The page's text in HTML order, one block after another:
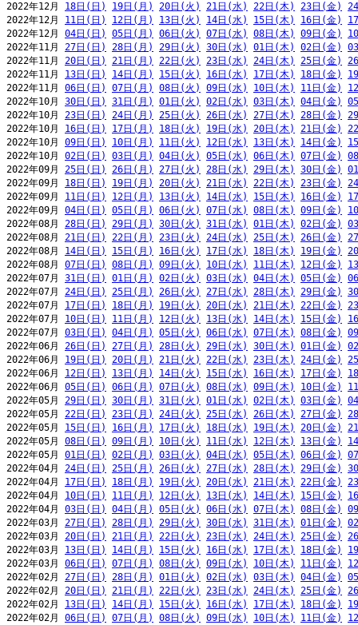
2022年12月 18日(日) 19日(月) 20日(火) 21日(水) 22日(木) 23日(金)
2022年12月 11日(日) 12日(月) 13日(火) 14日(水) 15日(木) 16日(金)
2022年12月 04日(日) 05日(月) 06日(火) 07日(水) 08日(木) 09日(金)
2022年11月 27日(日) 28日(月) 29日(火) 30日(水) 01日(木) 02日(金)
2022年11月 20日(日) 21日(月) 22日(火) 23日(水) 24日(木) 25日(金)
2022年11月 13日(日) 14日(月) 15日(火) 16日(水) 17日(木) 18日(金)
2022年11月 06日(日) 07日(月) 08日(火) 09日(水) 10日(木) 11日(金)
2022年10月 30日(日) 31日(月) 01日(火) 02日(水) 03日(木) 04日(金)
2022年10月 23日(日) 24日(月) 25日(火) 26日(水) 27日(木) 28日(金)
2022年10月 16日(日) 17日(月) 18日(火) 19日(水) 20日(木) 21日(金)
2022年10月 09日(日) 10日(月) 11日(火) 12日(水) 13日(木) 14日(金)
2022年10月 02日(日) 03日(月) 04日(火) 05日(水) 06日(木) 07日(金)
2022年09月 25日(日) 26日(月) 27日(火) 28日(水) 29日(木) 30日(金)
2022年09月 18日(日) 19日(月) 20日(火) 21日(水) 22日(木) 23日(金)
2022年09月 11日(日) 12日(月) 13日(火) 14日(水) 15日(木) 16日(金)
2022年09月 04日(日) 05日(月) 06日(火) 07日(水) 08日(木) 09日(金)
2022年08月 28日(日) 29日(月) 30日(火) 31日(水) 01日(木) 02日(金)
2022年08月 21日(日) 22日(月) 23日(火) 24日(水) 25日(木) 26日(金)
2022年08月 14日(日) 15日(月) 16日(火) 17日(水) 18日(木) 19日(金)
2022年08月 07日(日) 08日(月) 09日(火) 10日(水) 11日(木) 12日(金)
2022年07月 31日(日) 01日(月) 02日(火) 03日(水) 04日(木) 05日(金)
2022年07月 24日(日) 25日(月) 26日(火) 27日(水) 28日(木) 29日(金)
2022年07月 17日(日) 18日(月) 19日(火) 20日(水) 21日(木) 22日(金)
2022年07月 10日(日) 11日(月) 12日(火) 13日(水) 14日(木) 15日(金)
2022年07月 03日(日) 04日(月) 05日(火) 06日(水) 07日(木) 08日(金)
2022年06月 26日(日) 27日(月) 28日(火) 29日(水) 30日(木) 01日(金)
2022年06月 19日(日) 20日(月) 21日(火) 22日(水) 23日(木) 24日(金)
2022年06月 12日(日) 13日(月) 14日(火) 15日(水) 16日(木) 17日(金)
2022年06月 05日(日) 06日(月) 07日(火) 08日(水) 09日(木) 10日(金)
2022年05月 29日(日) 30日(月) 31日(火) 01日(水) 02日(木) 03日(金)
2022年05月 22日(日) 23日(月) 24日(火) 25日(水) 26日(木) 27日(金)
2022年05月 15日(日) 16日(月) 17日(火) 18日(水) 19日(木) 20日(金)
2022年05月 08日(日) 09日(月) 10日(火) 11日(水) 12日(木) 13日(金)
2022年05月 01日(日) 02日(月) 03日(火) 04日(水) 05日(木) 06日(金)
2022年04月 24日(日) 25日(月) 26日(火) 27日(水) 28日(木) 29日(金)
2022年04月 17日(日) 18日(月) 19日(火) 20日(水) 21日(木) 22日(金)
2022年04月 10日(日) 11日(月) 12日(火) 13日(水) 14日(木) 15日(金)
2022年04月 03日(日) 04日(月) 05日(火) 06日(水) 07日(木) 08日(金)
2022年03月 27日(日) 28日(月) 29日(火) 30日(水) 31日(木) 01日(金)
2022年03月 20日(日) 21日(月) 22日(火) 23日(水) 24日(木) 25日(金)
2022年03月 13日(日) 14日(月) 15日(火) 16日(水) 17日(木) 18日(金)
2022年03月 06日(日) 07日(月) 08日(火) 09日(水) 10日(木) 11日(金)
2022年02月 27日(日) 28日(月) 01日(火) 02日(水) 03日(木) 04日(金)
2022年02月 20日(日) 21日(月) 22日(火) 23日(水) 24日(木) 25日(金)
2022年02月 13日(日) 14日(月) 15日(火) 16日(水) 17日(木) 18日(金)
2022年02月 06日(日) 07日(月) 08日(火) 09日(水) 10日(木) 11日(金)